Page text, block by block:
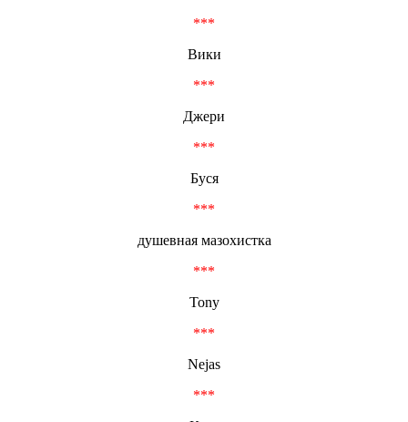
***
Вики
***
Джери
***
Буся
***
душевная мазохистка
***
Tony
***
Nejas
***